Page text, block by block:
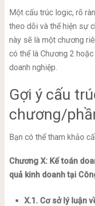
Một cấu trúc logic, rõ
theo dõi và thể hiện sự
này sẽ là một chương
có thể là Chương 2
doanh nghiệp.
Gợi ý cấu
chương/
Bạn có thể tham khảo
Chương X: Kế toán
quả kinh doanh tại
X.1. Cơ sở lý luận